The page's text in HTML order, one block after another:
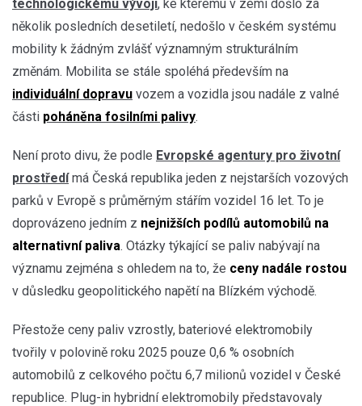
technologickému vývoji, ke kterému v zemi došlo za
několik posledních desetiletí, nedošlo v českém systému
mobility k žádným zvlášť významným strukturálním
změnám. Mobilita se stále spoléhá především na
individuální dopravu vozem a vozidla jsou nadále z valné
části poháněna fosilními palivy.
Není proto divu, že podle Evropské agentury pro životní
prostředímá Česká republika jeden z nejstarších vozových
parků v Evropě s průměrným stářím vozidel 16 let. To je
doprovázeno jedním z nejnižších podílů automobilů na
alternativní paliva. Otázky týkající se paliv nabývají na
významu zejména s ohledem na to, že ceny nadále rostou
v důsledku geopolitického napětí na Blízkém východě.
Přestože ceny paliv vzrostly, bateriové elektromobily
tvořily v polovině roku 2025 pouze 0,6 % osobních
automobilů z celkového počtu 6,7 milionů vozidel v České
republice. Plug-in hybridní elektromobily představovaly